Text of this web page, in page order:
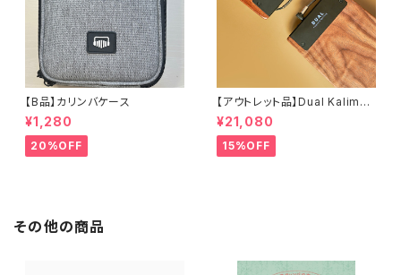
【B品】カリンバケース
¥1,280
20%OFF
【アウトレット品】Dual Kalimba
Pro / D1 Pro / 17音【1年保証】
¥21,080
15%OFF
その他の商品